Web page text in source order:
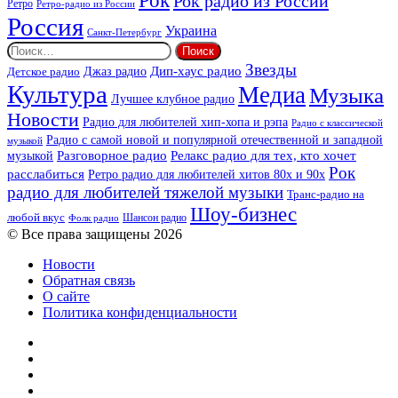
Ретро Ретро-радио из России
Россия Санкт-Петербург Украина
Найти:
Детское радио Джаз радио Дип-хаус радио Звезды
Культура Лучшее клубное радио МедиаМузыка
Новости Радио для любителей хип-хопа и рэпа Радио с классической
музыкой Радио с самой новой и популярной отечественной и западной
музыкой Разговорное радио Релакс радио для тех, кто хочет
расслабиться Ретро радио для любителей хитов 80х и 90х Рок
радио для любителей тяжелой музыки Транс-радио на
любой вкус Фолк радио Шансон радио Шоу-бизнес
© Все права защищены 2026
Новости
Обратная связь
О сайте
Политика конфиденциальности